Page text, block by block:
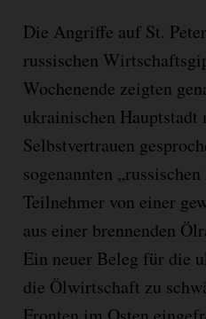
Die Angriffe auf St.
russischen
Wochenende zeigten
ukrainischen Hauptstadt
Selbstvertrauen
sogenannten
Teilnehmer von einer
aus einer brennenden
Ein neuer Beleg für die
die Ölwirtschaft zu